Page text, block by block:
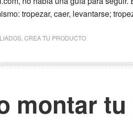
tropezar, caer, levantarse;
CREA TU PRODUCTO
montar